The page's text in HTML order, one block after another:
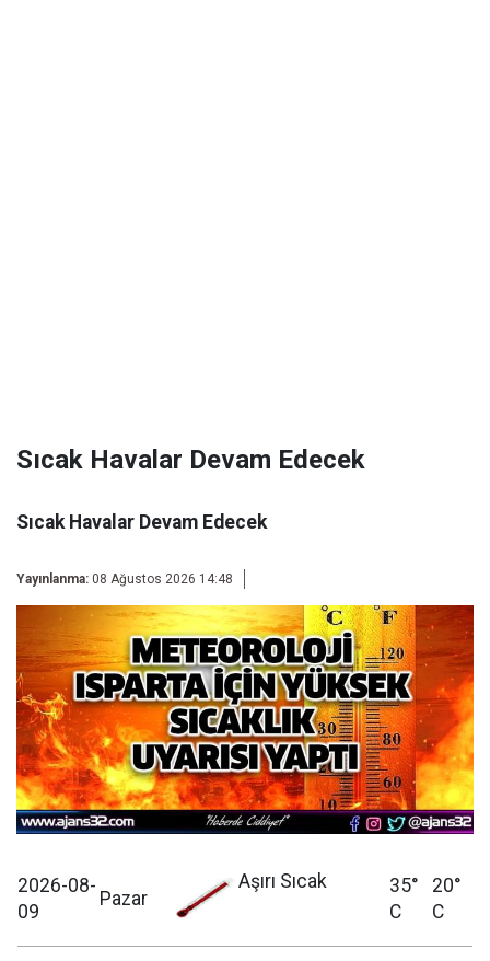
Sıcak Havalar Devam Edecek
Sıcak Havalar Devam Edecek
Yayınlanma: 08 Ağustos 2026 14:48
2026-08-
09
Pazar
Aşırı Sıcak
35°
C
20°
C